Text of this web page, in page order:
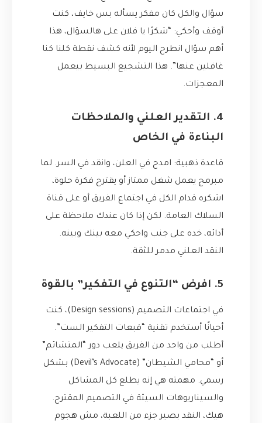
سؤال والكل كان مفكر يسأله بس خايف، كنت
أوقف وأحكي: “شكرًا يا فلان على هالسؤال، هذا
أهم سؤال انطرح اليوم لأنه كشف نقطة كلنا كنا
غافلين عنها”. هذا التشجيع البسيط بيعمل
المعجزات.
4. التقدير العلني والملاحظات
البناءة في الخاص
قاعدة ذهبية: امدح في العلن، وانقد في السر. لما
مبرمج يعمل شغل ممتاز أو يقترح فكرة حلوة،
اشكره قدام الكل في اجتماع الفريق أو على قناة
السلاك العامة. لكن إذا كان عندك ملاحظة على
أدائه، خده على جنب واحكي معه بينك وبينه.
النقد العلني مدمر للثقة.
5. افرض “التنوع في التفكير” بالقوة
في اجتماعات التصميم (Design sessions)، كنت
أحيانًا أستخدم تقنية “قبعات التفكير الست”.
أطلب من واحد من الفريق يلعب دور “المتشائم”
أو “محامي الشيطان” (Devil’s Advocate) بشكل
رسمي. مهمته هي إنه يطلع كل المشاكل
والسيناريوهات السيئة في التصميم المقترح.
هيك، النقد بصير جزء من اللعبة، مش هجوم